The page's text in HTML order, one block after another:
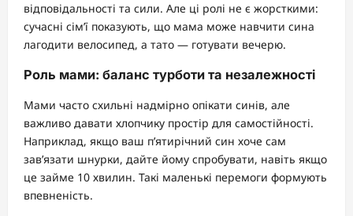
відповідальності та сили. Але ці ролі не є жорсткими:
сучасні сім’ї показують, що мама може навчити сина
лагодити велосипед, а тато — готувати вечерю.
Роль мами: баланс турботи та незалежності
Мами часто схильні надмірно опікати синів, але
важливо давати хлопчику простір для самостійності.
Наприклад, якщо ваш п’ятирічний син хоче сам
зав’язати шнурки, дайте йому спробувати, навіть якщо
це займе 10 хвилин. Такі маленькі перемоги формують
впевненість.